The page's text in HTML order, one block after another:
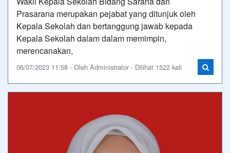
Prasarana merupakan pejabat yang ditunjuk oleh
Kepala Sekolah dan bertanggung jawab kepada
Kepala Sekolah dalam dalam memimpin,
merencanakan,
06/07/2023 11:58 - Oleh Administrator - Dilihat 1522 kali